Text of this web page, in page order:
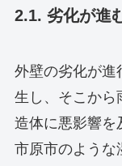
2.1. 劣化が進
外壁の劣化が進
生し、そこから
造体に悪影響を
市原市のような